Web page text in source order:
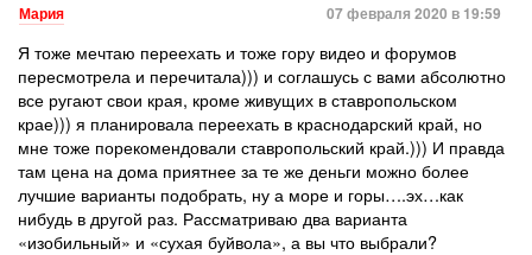
Мария 07 февраля 2020 в 19:59
Я тоже мечтаю переехать и тоже гору видео и форумов
пересмотрела и перечитала))) и соглашусь с вами абсолютно
все ругают свои края, кроме живущих в ставропольском
крае))) я планировала переехать в краснодарский край, но
мне тоже порекомендовали ставропольский край.))) И правда
там цена на дома приятнее за те же деньги можно более
лучшие варианты подобрать, ну а море и горы….эх…как
нибудь в другой раз. Рассматриваю два варианта
«изобильный» и «сухая буйвола», а вы что выбрали?